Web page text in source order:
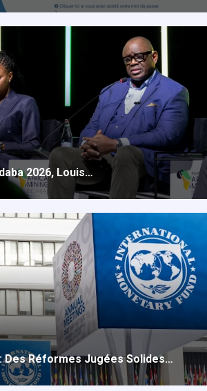
2026, Louis…
Des Réformes Jugées Solides…